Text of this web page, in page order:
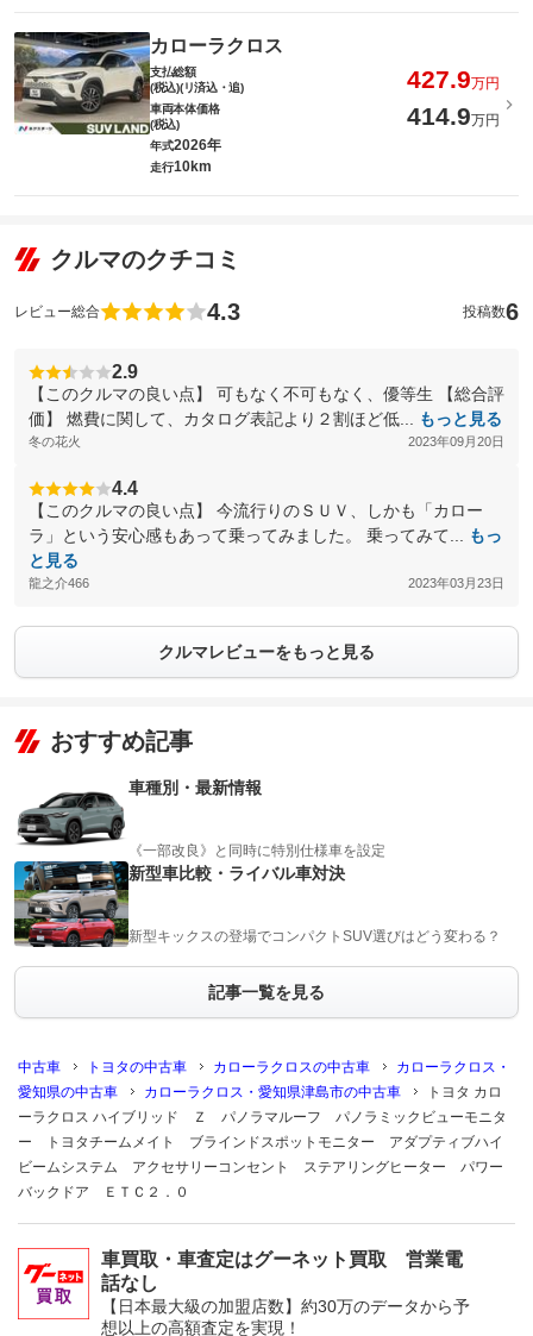
カローラクロス
支払総額
(税込)(リ済込・追)
427.9万円
車両本体価格
(税込)
414.9万円
年式2026年
走行10km
クルマのクチコミ
レビュー総合 4.3 投稿数6
2.9
【このクルマの良い点】 可もなく不可もなく、優等生 【総合評
価】 燃費に関して、カタログ表記より２割ほど低...
もっと見る
冬の花火 2023年09月20日
4.4
【このクルマの良い点】 今流行りのＳＵＶ、しかも「カロー
ラ」という安心感もあって乗ってみました。 乗ってみて...
もっ
と見る
龍之介466 2023年03月23日
クルマレビューをもっと見る
おすすめ記事
車種別・最新情報
《一部改良》と同時に特別仕様車を設定
新型車比較・ライバル車対決
新型キックスの登場でコンパクトSUV選びはどう変わる？
記事一覧を見る
中古車 トヨタの中古車 カローラクロスの中古車
カローラクロス・
愛知県の中古車
カローラクロス・愛知県津島市の中古車
トヨタ カロ
ーラクロス ハイブリッド Ｚ パノラマルーフ パノラミックビューモニタ
ー トヨタチームメイト ブラインドスポットモニター アダプティブハイ
ビームシステム アクセサリーコンセント ステアリングヒーター パワー
バックドア ＥＴＣ２．０
車買取・車査定はグーネット買取 営業電
話なし
【日本最大級の加盟店数】約30万のデータから予
想以上の高額査定を実現！